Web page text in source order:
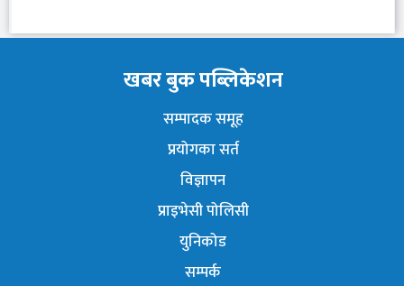
खबर बुक पब्लिकेशन
सम्पादक समूह
प्रयोगका सर्त
विज्ञापन
प्राइभेसी पोलिसी
युनिकोड
सम्पर्क